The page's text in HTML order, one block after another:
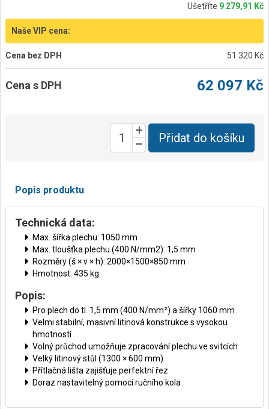
Ušetříte 9 279,91 Kč
Naše VIP cena:
Cena bez DPH 51 320 Kč
Cena s DPH 62 097 Kč
Přidat do košíku
Popis produktu
Technická data:
Max. šířka plechu: 1050 mm
Max. tloušťka plechu (400 N/mm2): 1,5 mm
Rozměry (š × v × h): 2000×1500×850 mm
Hmotnost: 435 kg
Popis:
Pro plech do tl. 1,5 mm (400 N/mm²) a šířky 1060 mm
Velmi stabilní, masivní litinová konstrukce s vysokou
hmotností
Volný průchod umožňuje zpracování plechu ve svitcích
Velký litinový stůl (1300 × 600 mm)
Přítlačná lišta zajišťuje perfektní řez
Doraz nastavitelný pomocí ručního kola